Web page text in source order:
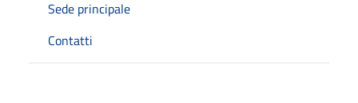
Sede principale
Contatti